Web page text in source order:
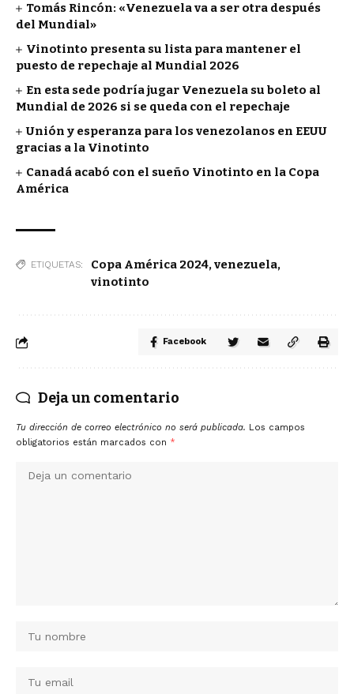
Tomás Rincón: «Venezuela va a ser otra después
del Mundial»
Vinotinto presenta su lista para mantener el
puesto de repechaje al Mundial 2026
En esta sede podría jugar Venezuela su boleto al
Mundial de 2026 si se queda con el repechaje
Unión y esperanza para los venezolanos en EEUU
gracias a la Vinotinto
Canadá acabó con el sueño Vinotinto en la Copa
América
ETIQUETAS: Copa América 2024,venezuela,
vinotinto
Facebook
Deja un comentario
Tu dirección de correo electrónico no será publicada. Los campos
obligatorios están marcados con *